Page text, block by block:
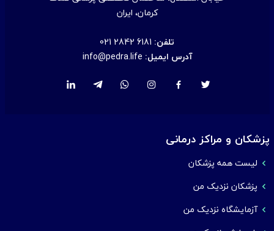
کرمان، ایران
تلفن: 021 2842 6181
آدرس ایمیل: info@pedra.life
پزشکان و مراکز درمانی
لیست همه پزشکان
پزشکان نزدیک من
آزمایشگاه نزدیک من